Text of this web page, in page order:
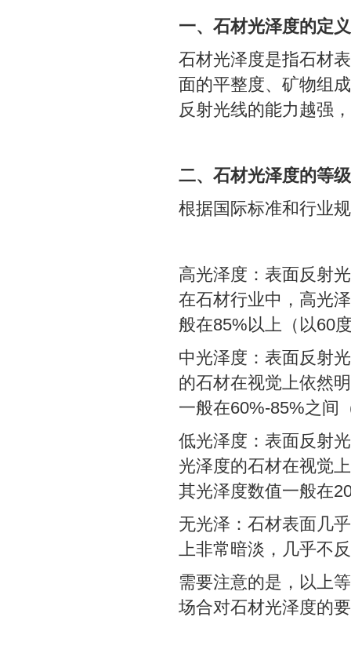
一、石材光泽度的定义
石材光泽度是指石材
面的平整度、矿物组
反射光线的能力越强
二、石材光泽度的等
根据国际标准和行业
高光泽度：表面反射
在石材行业中，高光
般在85%以上（以60
中光泽度：表面反射
的石材在视觉上依然
一般在60%-85%之间
低光泽度：表面反射
光泽度的石材在视觉
其光泽度数值一般在
无光泽：石材表面几
上非常暗淡，几乎不
需要注意的是，以上
场合对石材光泽度的